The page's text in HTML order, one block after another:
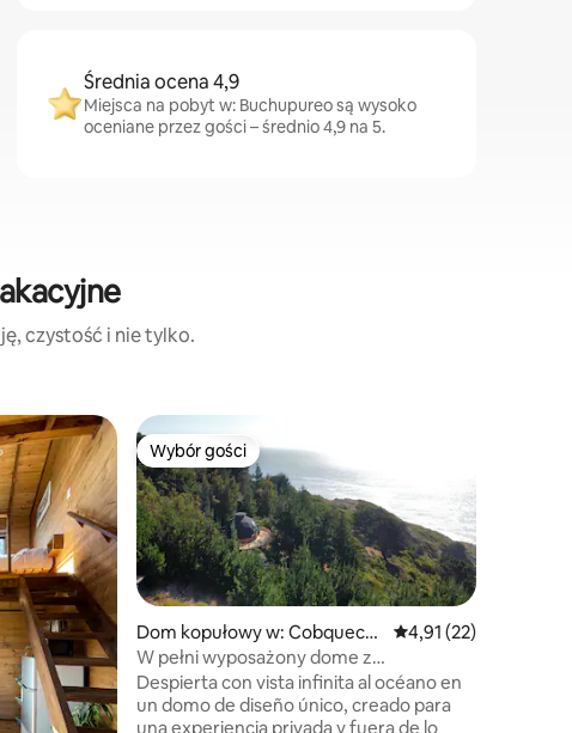
Średnia ocena 4,9
Miejsca na pobyt w: Buchupureo są wysoko
oceniane przez gości – średnio 4,9 na 5.
czystość i nie tylko.
Wybór gości
Wybór gości
Dom kopułowy w: Cobquecur
a
Średnia ocena: 4,91
4,91 (22)
W pełni wyposażony dome z
panoramicznym widokiem na morze
Despierta con vista infinita al océano en
un domo de diseño único, creado para
una experiencia privada y fuera de lo